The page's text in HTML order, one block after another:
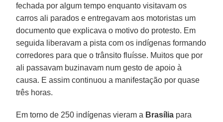
fechada por algum tempo enquanto visitavam os
carros ali parados e entregavam aos motoristas um
documento que explicava o motivo do protesto. Em
seguida liberavam a pista com os indígenas formando
corredores para que o trânsito fluísse. Muitos que por
ali passavam buzinavam num gesto de apoio à
causa. E assim continuou a manifestação por quase
três horas.
Em torno de 250 indígenas vieram a Brasília para